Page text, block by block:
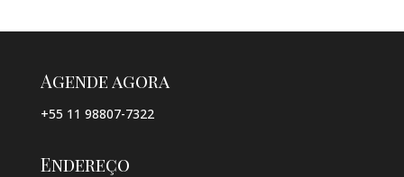
Agende agora
+55 11 98807-7322
Endereço